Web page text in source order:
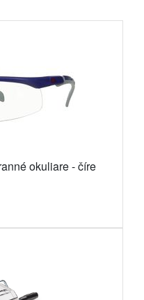
okuliare - číre